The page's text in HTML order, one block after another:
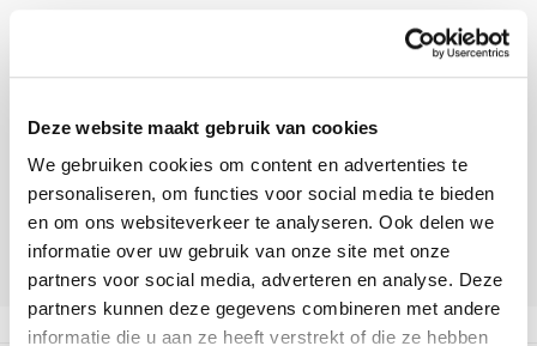
Deze website maakt gebruik van cookies
We gebruiken cookies om content en advertenties te
personaliseren, om functies voor social media te bieden
en om ons websiteverkeer te analyseren. Ook delen we
informatie over uw gebruik van onze site met onze
partners voor social media, adverteren en analyse. Deze
partners kunnen deze gegevens combineren met andere
informatie die u aan ze heeft verstrekt of die ze hebben